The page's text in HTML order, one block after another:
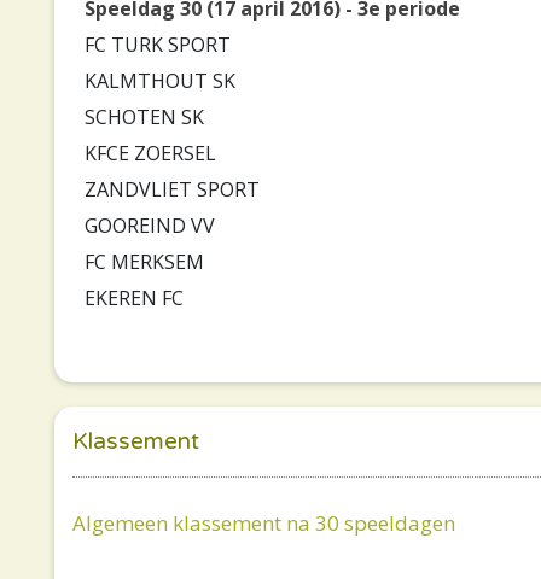
Speeldag 30 (17 april 2016) - 3e periode
FC TURK SPORT
KALMTHOUT SK
SCHOTEN SK
KFCE ZOERSEL
ZANDVLIET SPORT
GOOREIND VV
FC MERKSEM
EKEREN FC
Klassement
Algemeen klassement na 30 speeldagen